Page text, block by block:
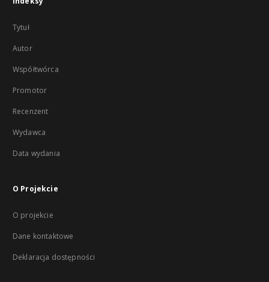
Tytuł
Autor
Współtwórca
Promotor
Recenzent
Wydawca
Data wydania
O Projekcie
O projekcie
Dane kontaktowe
Deklaracja dostępności